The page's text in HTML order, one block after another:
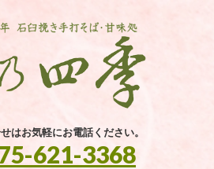
はお気軽にお電話ください。
621-3368